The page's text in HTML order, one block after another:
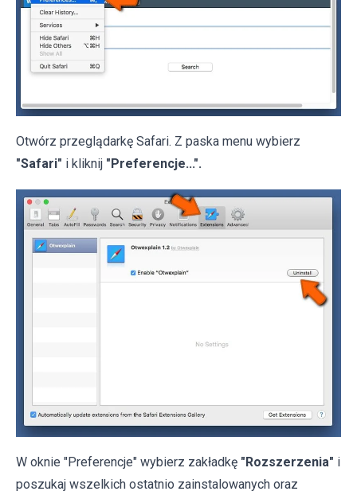
Otwórz przeglądarkę Safari. Z paska menu wybierz
"Safari" i kliknij "Preferencje...".
W oknie "Preferencje" wybierz zakładkę "Rozszerzenia" i
poszukaj wszelkich ostatnio zainstalowanych oraz